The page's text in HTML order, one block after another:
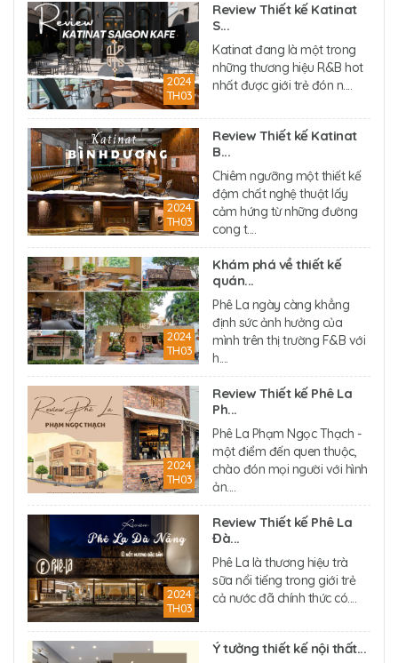
2024
TH03
Review Thiết kế Katinat
S...
Katinat đang là một trong
những thương hiệu R&B hot
nhất được giới trẻ đón n....
2024
TH03
Review Thiết kế Katinat
B...
Chiêm ngưỡng một thiết kế
đậm chất nghệ thuật lấy
cảm hứng từ những đường
cong t....
2024
TH03
Khám phá về thiết kế
quán...
Phê La ngày càng khẳng
định sức ảnh hưởng của
mình trên thị trường F&B với
h....
2024
TH03
Review Thiết kế Phê La
Ph...
Phê La Phạm Ngọc Thạch -
một điểm đến quen thuộc,
chào đón mọi người với hình
ản....
2024
TH03
Review Thiết kế Phê La
Đà...
Phê La là thương hiệu trà
sữa nổi tiếng trong giới trẻ
cả nước đã chính thức có....
Ý tưởng thiết kế nội thất...